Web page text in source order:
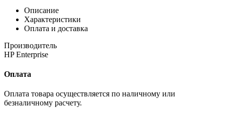
Описание
Характеристики
Оплата и доставка
Производитель
HP Enterprise
Оплата
Оплата товара осуществляется по наличному или
безналичному расчету.